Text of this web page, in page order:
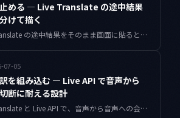
める — Live Translate の途中結果
けて描く
Gemini 3.5 Live Translate の途中結果をそのまま画面に貼ると字幕がちらついて読めません。確定した接頭辞と揺れる末尾を分離し、後方書き換えを許さない安定化ロジックを、実測値と動くコードでまとめました。
07-05
を組み込む — Live API で音声から
断に耐える設計
Gemini 3.5 Live Translate と Live API で、音声から音声への会話翻訳をアプリに組み込む設計をまとめました。セッション寿命・言語の自動切り替え・遅延バジェット・ストリーミング課金の勘所を、動くコードとともに整理しています。